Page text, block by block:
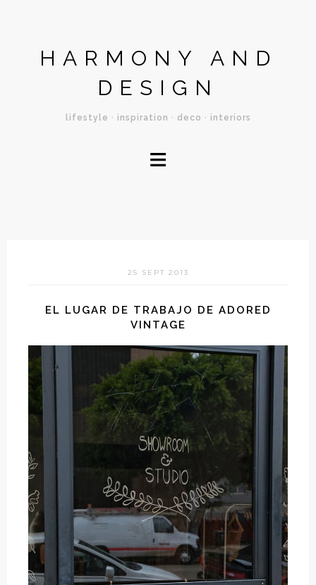
HARMONY AND
DESIGN
lifestyle · inspiration · deco · interiors
≡
25 SEPT 2013
EL LUGAR DE TRABAJO DE ADORED
VINTAGE